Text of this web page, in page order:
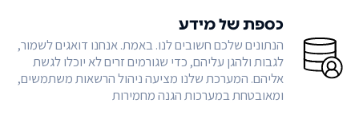
כספת של מידע
הנתונים שלכם חשובים לנו. באמת. אנחנו דואגים לשמור,
לגבות ולהגן עליהם, כדי שגורמים זרים לא יוכלו לגשת
אליהם. המערכת שלנו מציעה ניהול הרשאות משתמשים,
ומאובטחת במערכות הגנה מחמירות